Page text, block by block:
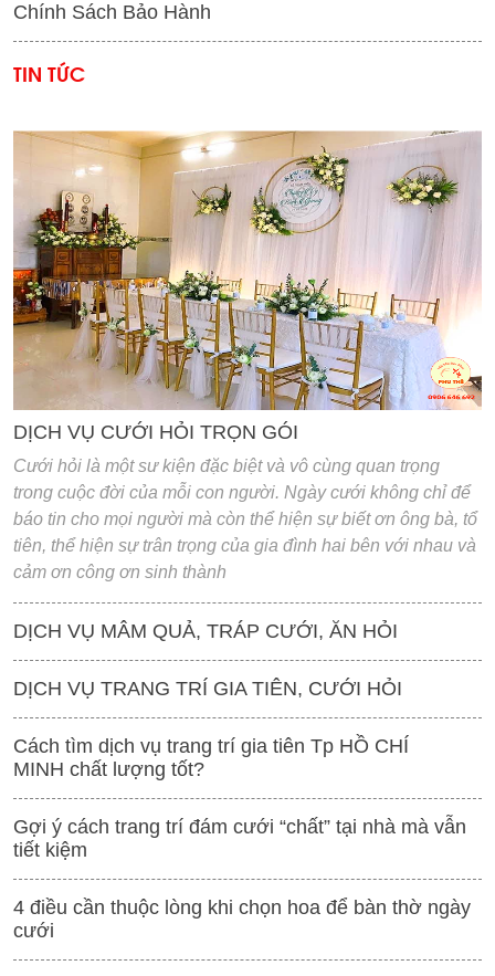
Chính Sách Bảo Hành
TIN TỨC
'
DỊCH VỤ CƯỚI HỎI TRỌN GÓI
Cưới hỏi là một sư kiện đặc biệt và vô cùng quan trọng
trong cuộc đời của mỗi con người. Ngày cưới không chỉ để
báo tin cho mọi người mà còn thể hiện sự biết ơn ông bà, tổ
tiên, thể hiện sự trân trọng của gia đình hai bên với nhau và
cảm ơn công ơn sinh thành
DỊCH VỤ MÂM QUẢ, TRÁP CƯỚI, ĂN HỎI
DỊCH VỤ TRANG TRÍ GIA TIÊN, CƯỚI HỎI
Cách tìm dịch vụ trang trí gia tiên Tp HỒ CHÍ
MINH chất lượng tốt?
Gợi ý cách trang trí đám cưới “chất” tại nhà mà vẫn
tiết kiệm
4 điều cần thuộc lòng khi chọn hoa để bàn thờ ngày
cưới